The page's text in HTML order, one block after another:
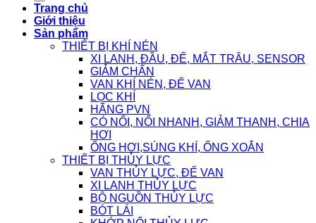
Trang chủ
Giới thiệu
Sản phẩm
THIẾT BỊ KHÍ NÉN
XI LANH, ĐẦU, ĐẾ, MẮT TRÂU, SENSOR
GIẢM CHẤN
VAN KHÍ NÉN, ĐẾ VAN
LỌC KHÍ
HÃNG PVN
CÓ NỐI, NỐI NHANH, GIẢM THANH, CHIA
HƠI
ỐNG HƠI,SÚNG KHÍ, ỐNG XOẮN
THIẾT BỊ THỦY LỰC
VAN THỦY LỰC, ĐẾ VAN
XI LANH THỦY LỰC
BỘ NGUỒN THỦY LỰC
BÓT LÁI